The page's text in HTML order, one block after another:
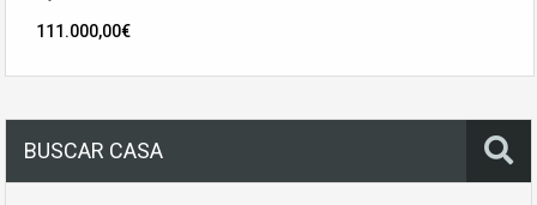
111.000,00€
BUSCAR CASA